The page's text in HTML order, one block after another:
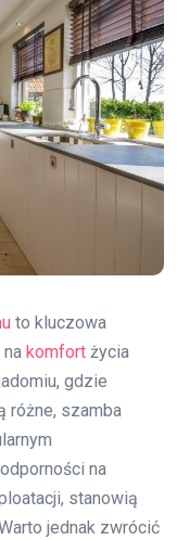
to kluczowa
komfort życia
gdzie
różne, szamba
na
stanowią
jednak zwrócić